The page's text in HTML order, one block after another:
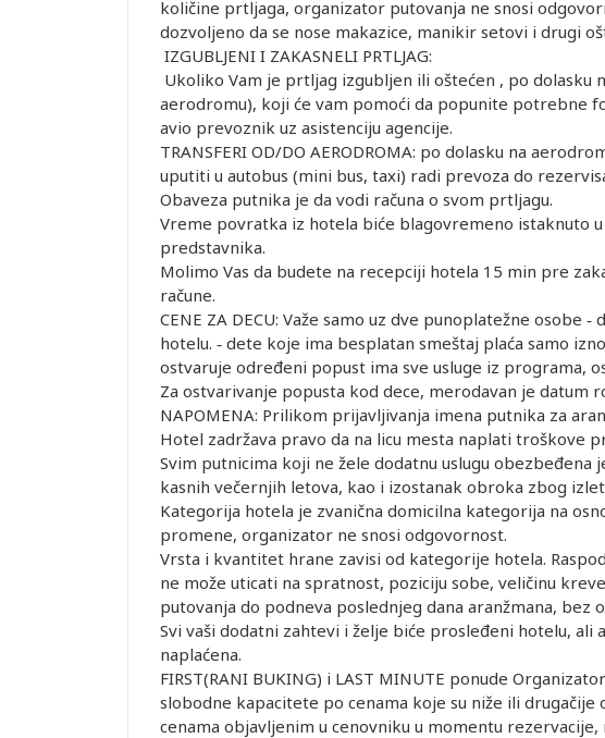
količine prtljaga, organizator putovanja ne snosi
dozvoljeno da se nose makazice, manikir setovi i drugi
IZGUBLJENI I ZAKASNELI PRTLJAG:
Ukoliko Vam je prtljag izgubljen ili oštećen , po
aerodromu), koji će vam pomoći da popunite potrebne
avio prevoznik uz asistenciju agencije.
TRANSFERI OD/DO AERODROMA: po dolasku na
uputiti u autobus (mini bus, taxi) radi prevoza do
Obaveza putnika je da vodi računa o svom prtljagu.
Vreme povratka iz hotela biće blagovremeno istaknuto
predstavnika.
Molimo Vas da budete na recepciji hotela 15 min pre
račune.
CENE ZA DECU: Važe samo uz dve punoplatežne
hotelu. ‐ dete koje ima besplatan smeštaj plaća samo
ostvaruje određeni popust ima sve usluge iz programa,
Za ostvarivanje popusta kod dece, merodavan je datum
NAPOMENA: Prilikom prijavljivanja imena putnika za
Hotel zadržava pravo da na licu mesta naplati troškove
Svim putnicima koji ne žele dodatnu uslugu
kasnih večernjih letova, kao i izostanak obroka zbog
Kategorija hotela je zvanična domicilna kategorija na
promene, organizator ne snosi odgovornost.
Vrsta i kvantitet hrane zavisi od kategorije hotela.
ne može uticati na spratnost, poziciju sobe, veličinu
putovanja do podneva poslednjeg dana aranžmana, bez
Svi vaši dodatni zahtevi i želje biće prosleđeni hotelu, ali
naplaćena.
FIRST(RANI BUKING) i LAST MINUTE ponude
slobodne kapacitete po cenama koje su niže ili
cenama objavljenim u cenovniku u momentu